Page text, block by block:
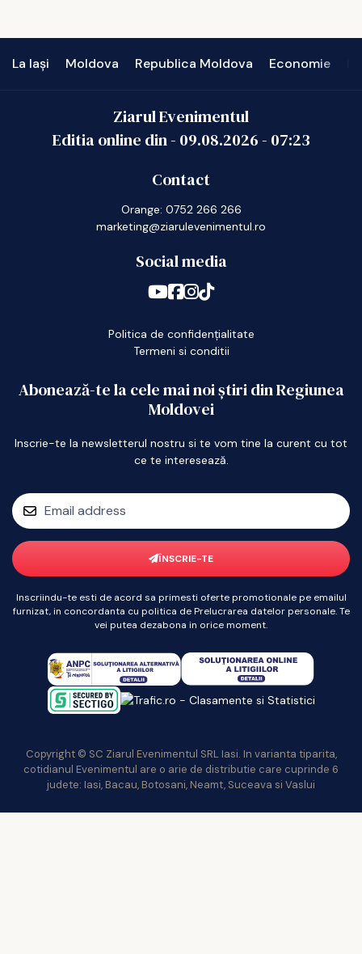
La Iași Moldova Republica Moldova Economie
Ziarul Evenimentul
Editia online din - 09.08.2026- 07:23
Contact
Orange: 0752 266 266
marketing@ziarulevenimentul.ro
Social media
Politica de confidențialitate
Termeni si conditii
Abonează-te la cele mai noi știri din Regiunea
Moldovei
Inscrie-te la newsletterul nostru si te vom tine la curent cu tot
ce te interesează.
ÎNSCRIE-TE
Inscriindu-te esti de acord sa primesti oferte promotionale pe emailul
furnizat, in concordanta cu politica de Prelucrarea datelor personale. Te
vei putea dezabona in orice moment.
Copyright © SC Ziarul Evenimentul SRL Iasi. In varianta tiparita,
cotidianul Evenimentul are o arie de distributie care cuprinde 6
judete: Iasi, Bacau, Botosani, Neamt, Suceava si Vaslui